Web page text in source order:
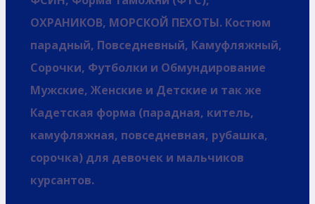
ОХРАНИКОВ, МОРСКОЙ ПЕХОТЫ. Костюм
парадный, Повседневный, Камуфляжный,
Сорочки, Футболки и Обмундирование
Мужские, Женские и Детские и так же
Кадетская форма (парадная, китель,
камуфляжная, повседневная, рубашка,
сорочка) для девочек и мальчиков
курсантов.